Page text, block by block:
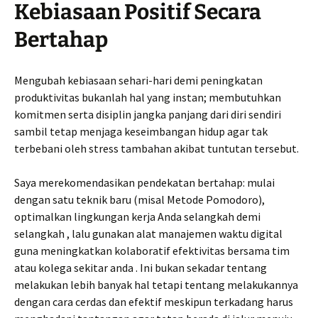
Kebiasaan Positif Secara
Bertahap
Mengubah kebiasaan sehari-hari demi peningkatan
produktivitas bukanlah hal yang instan; membutuhkan
komitmen serta disiplin jangka panjang dari diri sendiri
sambil tetap menjaga keseimbangan hidup agar tak
terbebani oleh stress tambahan akibat tuntutan tersebut.
Saya merekomendasikan pendekatan bertahap: mulai
dengan satu teknik baru (misal Metode Pomodoro),
optimalkan lingkungan kerja Anda selangkah demi
selangkah , lalu gunakan alat manajemen waktu digital
guna meningkatkan kolaboratif efektivitas bersama tim
atau kolega sekitar anda . Ini bukan sekadar tentang
melakukan lebih banyak hal tetapi tentang melakukannya
dengan cara cerdas dan efektif meskipun terkadang harus